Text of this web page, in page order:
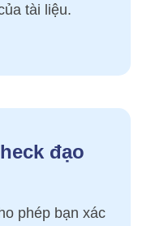
tài liệu.
đạo
phép bạn xác